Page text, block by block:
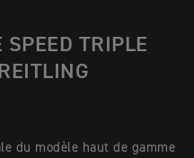
SPEED TRIPLE
du modèle haut de gamme